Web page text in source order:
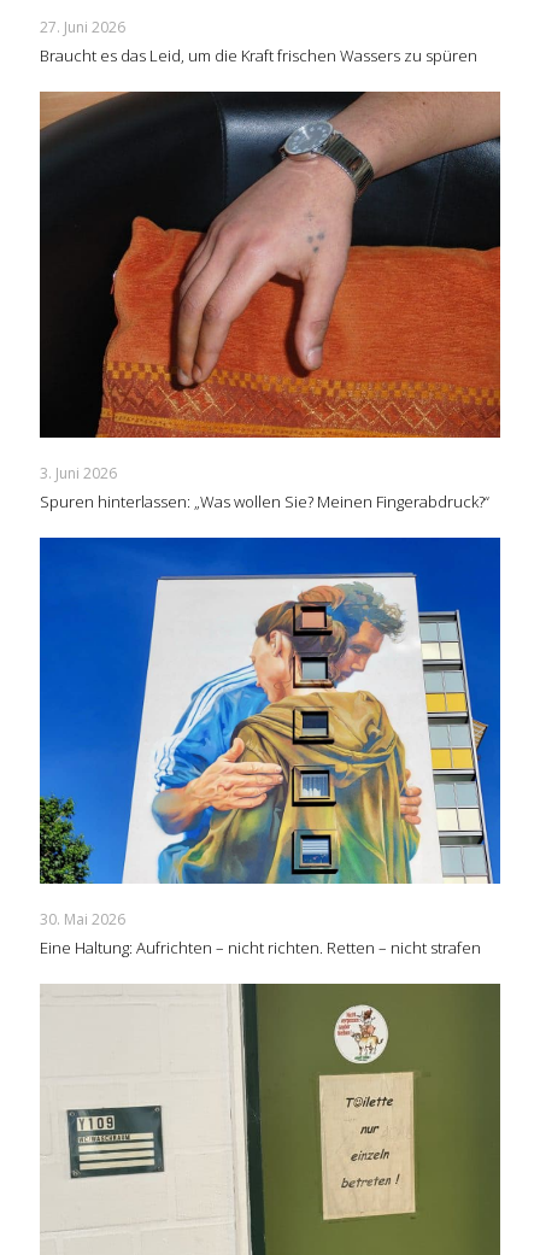
27. Juni 2026
Braucht es das Leid, um die Kraft frischen Wassers zu spüren
3. Juni 2026
Spuren hinterlassen: „Was wollen Sie? Meinen Fingerabdruck?“
30. Mai 2026
Eine Haltung: Aufrichten – nicht richten. Retten – nicht strafen